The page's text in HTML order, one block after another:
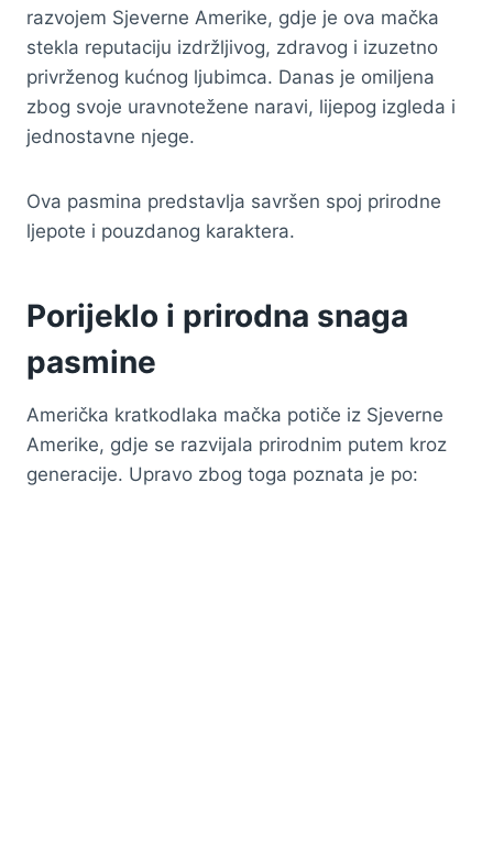
razvojem Sjeverne Amerike, gdje je ova mačka
stekla reputaciju izdržljivog, zdravog i izuzetno
privrženog kućnog ljubimca. Danas je omiljena
zbog svoje uravnotežene naravi, lijepog izgleda i
jednostavne njege.
Ova pasmina predstavlja savršen spoj prirodne
ljepote i pouzdanog karaktera.
Porijeklo i prirodna snaga
pasmine
Američka kratkodlaka mačka potiče iz Sjeverne
Amerike, gdje se razvijala prirodnim putem kroz
generacije. Upravo zbog toga poznata je po: